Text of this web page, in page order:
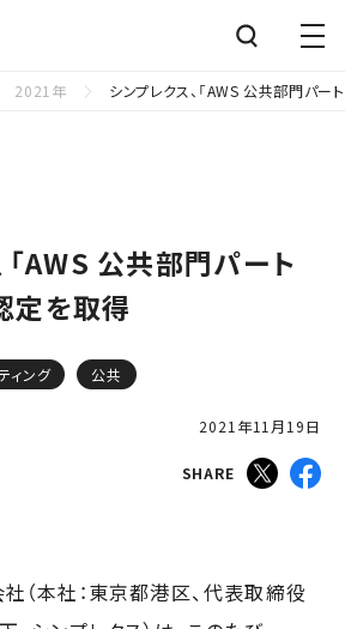
2021年 シンプレクス、「AWS 公共部門パー
「AWS 公共部門パート
定を取得
ィング 公共
2021年11月19日
SHARE
（本社：東京都港区、代表取締役